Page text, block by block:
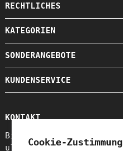
Cookie-Zustimmung
RECHTLICHES
KATEGORIEN
SONDERANGEBOTE
KUNDENSERVICE
KONTAKT
Biogo S.A.
ul. Szewska 18,